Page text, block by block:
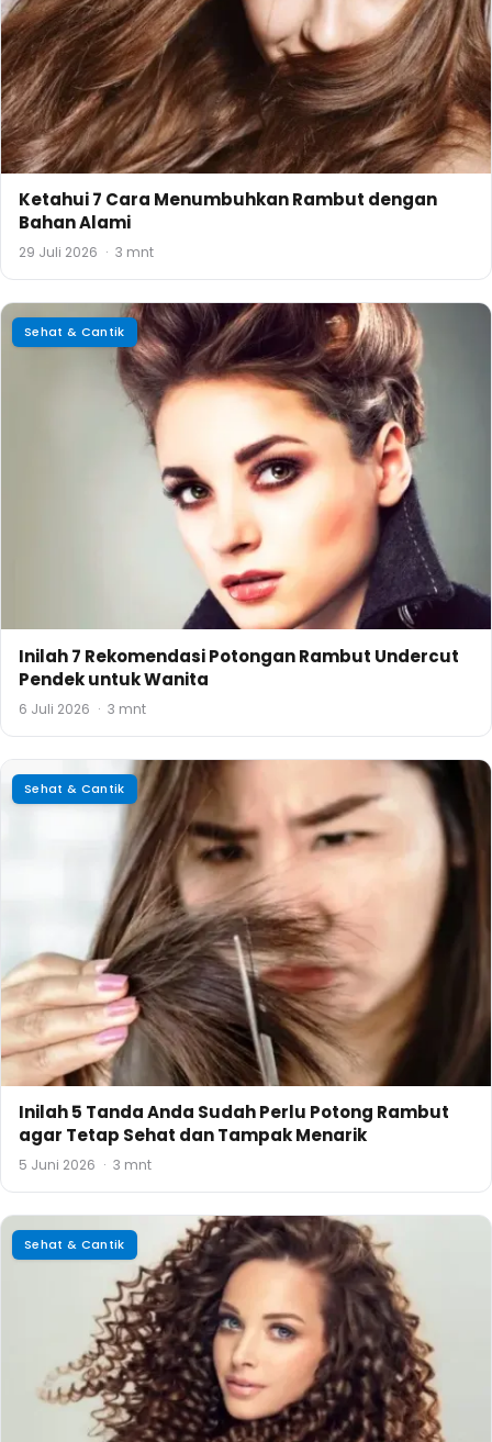
Ketahui 7 Cara Menumbuhkan Rambut dengan
Bahan Alami
29 Juli 2026 · 3 mnt
Sehat & Cantik
Inilah 7 Rekomendasi Potongan Rambut Undercut
Pendek untuk Wanita
6 Juli 2026 · 3 mnt
Sehat & Cantik
Inilah 5 Tanda Anda Sudah Perlu Potong Rambut
agar Tetap Sehat dan Tampak Menarik
5 Juni 2026 · 3 mnt
Sehat & Cantik